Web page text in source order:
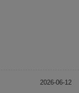
2026-06-12